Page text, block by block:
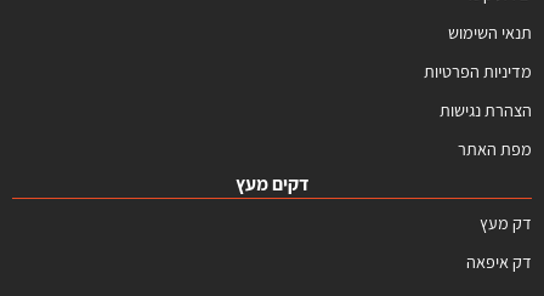
תנאי השימוש
מדיניות הפרטיות
הצהרת נגישות
מפת האתר
דקים מעץ
דק מעץ
דק איפאה